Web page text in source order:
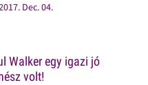
Dec. 04.
Walker egy igazi jó
volt!